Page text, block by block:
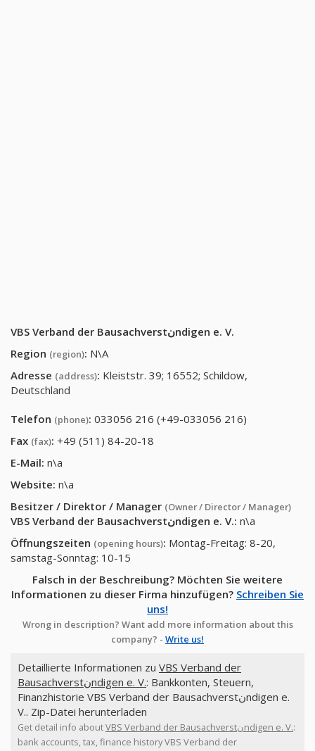
VBS Verband der Bausachverstنndigen e. V.
Region (region): N\A
Adresse (address): Kleiststr. 39; 16552; Schildow,
Deutschland
Telefon (phone): 033056 216 (+49-033056 216)
Fax (fax): +49 (511) 84-20-18
E-Mail: n\a
Website: n\a
Besitzer / Direktor / Manager (Owner / Director / Manager)
VBS Verband der Bausachverstنndigen e. V.: n\a
Öffnungszeiten (opening hours): Montag-Freitag: 8-20,
samstag-Sonntag: 10-15
Falsch in der Beschreibung? Möchten Sie weitere
Informationen zu dieser Firma hinzufügen? Schreiben Sie
uns!
Wrong in description? Want add more information about this
company? - Write us!
Detaillierte Informationen zu VBS Verband der
Bausachverstنndigen e. V.: Bankkonten, Steuern,
Finanzhistorie VBS Verband der Bausachverstنndigen e.
V.. Zip-Datei herunterladen
Get detail info about VBS Verband der Bausachverstنndigen e. V.:
bank accounts, tax, finance history VBS Verband der